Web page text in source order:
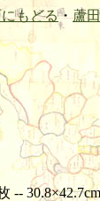
もどる・ 蘆
-- 30.8×42.7cm